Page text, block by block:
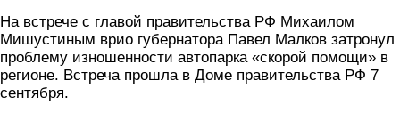
На встрече с главой правительства РФ Михаилом
Мишустиным врио губернатора Павел Малков затронул
проблему изношенности автопарка «скорой помощи» в
регионе. Встреча прошла в Доме правительства РФ 7
сентября.